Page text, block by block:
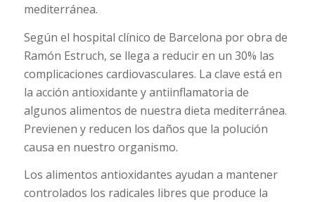
mediterránea.
Según el hospital clínico de Barcelona por obra de
Ramón Estruch, se llega a reducir en un 30% las
complicaciones cardiovasculares. La clave está en
la acción antioxidante y antiinflamatoria de
algunos alimentos de nuestra dieta mediterránea.
Previenen y reducen los daños que la polución
causa en nuestro organismo.
Los alimentos antioxidantes ayudan a mantener
controlados los radicales libres que produce la